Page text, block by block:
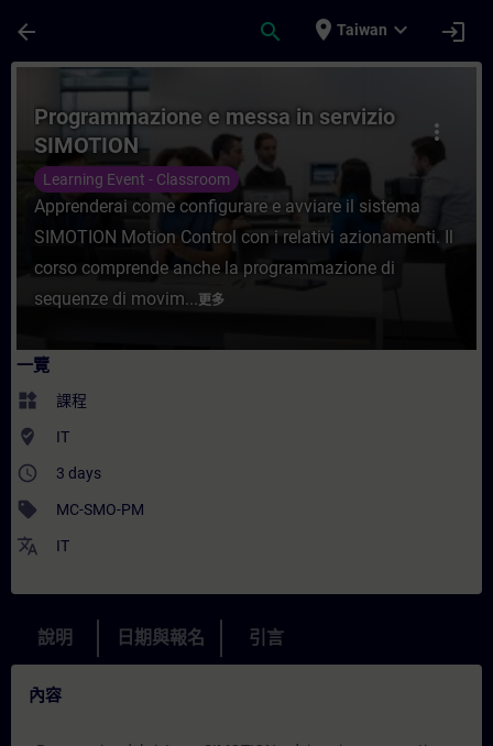
arrow_back search place Taiwan expand_more login
課程 - Programmazione e messa in
more_vert
Programmazione e messa in servizio
SIMOTION
Learning Event - Classroom
Apprenderai come configurare e avviare il sistema
SIMOTION Motion Control con i relativi azionamenti. Il
corso comprende anche la programmazione di
sequenze di movim...更多
一覽
widgets 課程
where_to_vote IT
access_time 3 days
sell MC-SMO-PM
translate IT
說明 日期與報名 引言
內容